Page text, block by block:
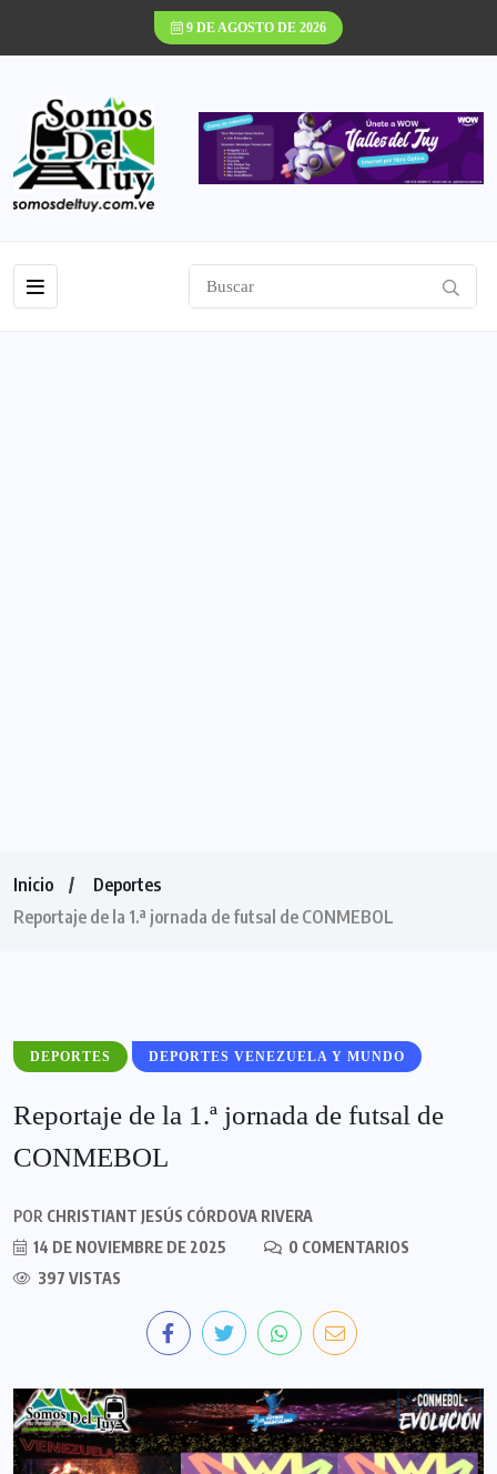
9 DE AGOSTO DE 2026
Inicio
Deportes
Reportaje de la 1.ª jornada de futsal de CONMEBOL
DEPORTES DEPORTES VENEZUELA Y MUNDO
Reportaje de la 1.ª jornada de futsal de
CONMEBOL
POR CHRISTIANT JESÚS CÓRDOVA RIVERA
14 DE NOVIEMBRE DE 2025
0 COMENTARIOS
397 VISTAS